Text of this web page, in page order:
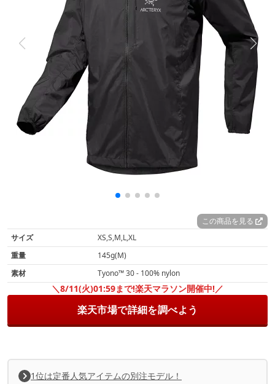
この商品を見る
サイズ
XS,S,M,L,XL
重量
145g(M)
素材
Tyono™ 30 - 100% nylon
＼8/11(火)01:59まで!楽天マラソン開催中!／
楽天市場で詳細を調べよう
1位は定番人気アイテムの別注モデル！